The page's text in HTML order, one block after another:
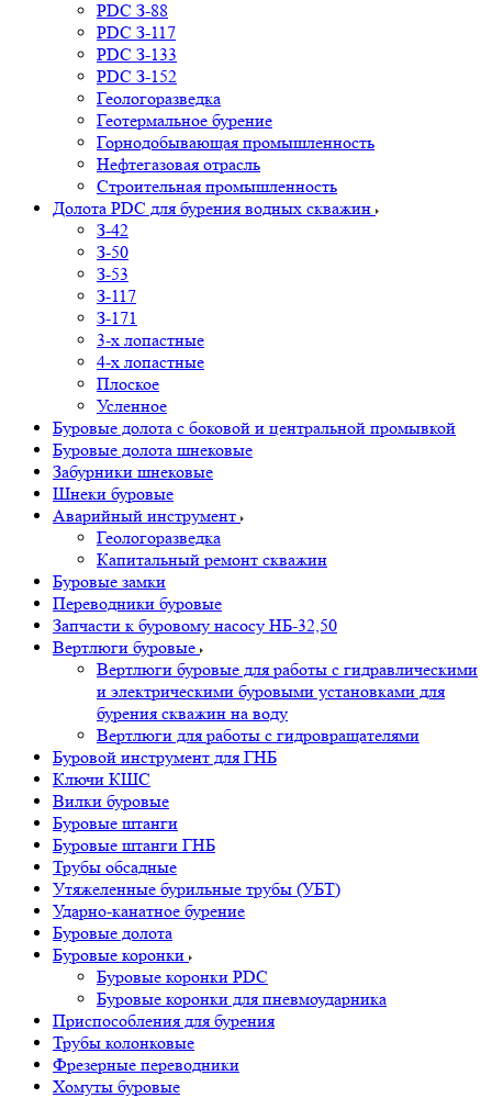
PDC З-88
PDC З-117
PDC З-133
PDC З-152
Геологоразведка
Геотермальное бурение
Горнодобывающая промышленность
Нефтегазовая отрасль
Строительная промышленность
Долота PDC для бурения водных скважин
З-42
З-50
З-53
З-117
З-171
3-х лопастные
4-х лопастные
Плоское
Усленное
Буровые долота с бoковой и центральной промывкой
Буровые долота шнековые
Забурники шнековые
Шнеки буровые
Аварийный инструмент
Геологоразведка
Капитальный ремонт скважин
Буровые замки
Переводники буровые
Запчасти к буровому насосу НБ-32,50
Вертлюги буровые
Вертлюги буровые для работы с гидравлическими
и электрическими буровыми установками для
бурения скважин на воду
Вертлюги для работы с гидровращателями
Буровой инструмент для ГНБ
Ключи КШС
Вилки буровые
Буровые штанги
Буровые штанги ГНБ
Трубы обсадные
Утяжеленные бурильные трубы (УБТ)
Ударно-канатное бурение
Буровые долота
Буровые коронки
Буровые коронки PDC
Буровые коронки для пневмоударника
Приспособления для бурения
Трубы колонковые
Фрезерные переводники
Хомуты буровые